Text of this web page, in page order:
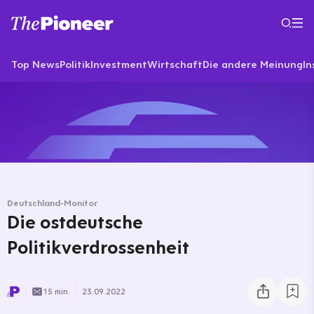
Top NewsPolitikInvestmentWirtschaftDie andere Meinung
Deutschland-Monitor
Die ostdeutsche
Politikverdrossenheit
15 min. 23.09.2022